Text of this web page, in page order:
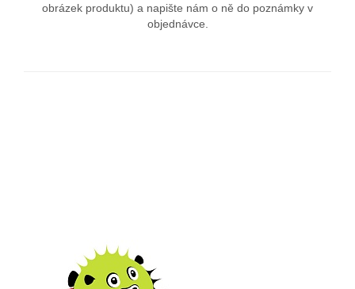
obrázek produktu) a napište nám o ně do poznámky v
objednávce.